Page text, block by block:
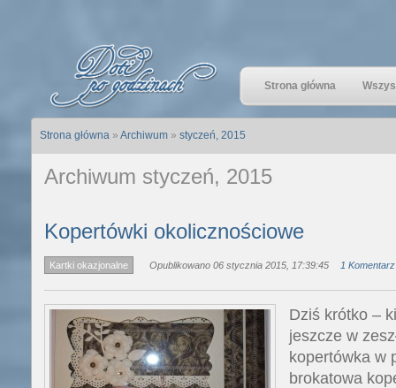
Strona główna
Strona główna» Archiwum» styczeń, 2015
Archiwum styczeń, 2015
Kopertówki okolicznościowe
Kartki okazjonalne Opublikowano 06 stycznia 2015, 17:39:45 1 Komentarz
Dziś krótko –
jeszcze w
kopertówka w
brokatowa